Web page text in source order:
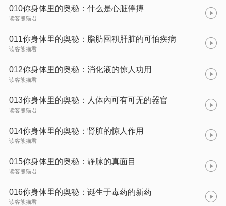
010你身体里的奥秘：什么是心脏停搏
读客熊猫君
011你身体里的奥秘：脂肪囤积肝脏的可怕疾病
读客熊猫君
012你身体里的奥秘：消化液的惊人功用
读客熊猫君
013你身体里的奥秘：人体內可有可无的器官
读客熊猫君
014你身体里的奥秘：肾脏的惊人作用
读客熊猫君
015你身体里的奥秘：静脉的真面目
读客熊猫君
016你身体里的奥秘：诞生于毒药的新药
读客熊猫君